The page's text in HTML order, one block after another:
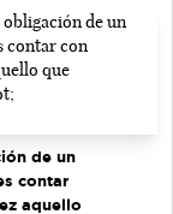
de un
contar
aquello